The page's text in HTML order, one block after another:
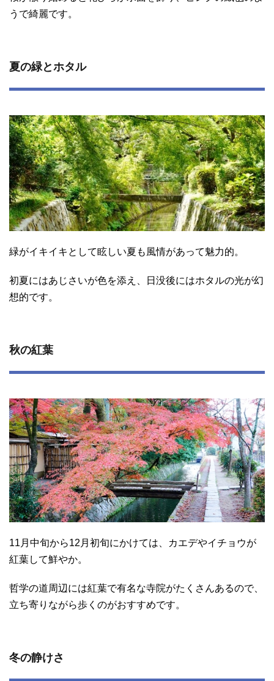
うで綺麗です。
夏の緑とホタル
緑がイキイキとして眩しい夏も風情があって魅力的。
初夏にはあじさいが色を添え、日没後にはホタルの光が幻
想的です。
秋の紅葉
11月中旬から12月初旬にかけては、カエデやイチョウが
紅葉して鮮やか。
哲学の道周辺には紅葉で有名な寺院がたくさんあるので、
立ち寄りながら歩くのがおすすめです。
冬の静けさ